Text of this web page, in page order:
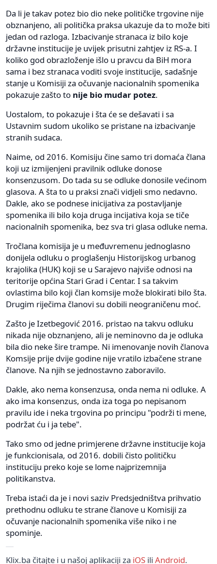
Da li je takav potez bio dio neke političke trgovine nije
obznanjeno, ali politička praksa ukazuje da to može biti
jedan od razloga. Izbacivanje stranaca iz bilo koje
državne institucije je uvijek prisutni zahtjev iz RS-a. I
koliko god obrazloženje išlo u pravcu da BiH mora
sama i bez stranaca voditi svoje institucije, sadašnje
stanje u Komisiji za očuvanje nacionalnih spomenika
pokazuje zašto to nije bio mudar potez.
Uostalom, to pokazuje i šta će se dešavati i sa
Ustavnim sudom ukoliko se pristane na izbacivanje
stranih sudaca.
Naime, od 2016. Komisiju čine samo tri domaća člana
koji uz izmijenjeni pravilnik odluke donose
konsenzusom. Do tada su se odluke donosile većinom
glasova. A šta to u praksi znači vidjeli smo nedavno.
Dakle, ako se podnese inicijativa za postavljanje
spomenika ili bilo koja druga incijativa koja se tiče
nacionalnih spomenika, bez sva tri glasa odluke nema.
Tročlana komisija je u međuvremenu jednoglasno
donijela odluku o proglašenju Historijskog urbanog
krajolika (HUK) koji se u Sarajevo najviše odnosi na
teritorije općina Stari Grad i Centar. I sa takvim
ovlastima bilo koji član komsije može blokirati bilo šta.
Drugim riječima članovi su dobili neograničenu moć.
Zašto je Izetbegović 2016. pristao na takvu odluku
nikada nije obznanjeno, ali je neminovno da je odluka
bila dio neke šire trampe. Ni imenovanje novih članova
Komsije prije dvije godine nije vratilo izbačene strane
članove. Na njih se jednostavno zaboravilo.
Dakle, ako nema konsenzusa, onda nema ni odluke. A
ako ima konsenzus, onda iza toga po nepisanom
pravilu ide i neka trgovina po principu "podrži ti mene,
podržat ću i ja tebe".
Tako smo od jedne primjerene državne institucije koja
je funkcionisala, od 2016. dobili čisto političku
instituciju preko koje se lome najprizemnija
politikanstva.
Treba istaći da je i novi saziv Predsjedništva prihvatio
prethodnu odluku te strane članove u Komisiji za
očuvanje nacionalnih spomenika više niko i ne
spominje.
Klix.ba čitajte i u našoj aplikaciji za iOS ili Android.